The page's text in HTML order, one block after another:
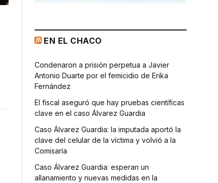
EN EL CHACO
Condenaron a prisión perpetua a Javier
Antonio Duarte por el femicidio de Erika
Fernández
El fiscal aseguró que hay pruebas científicas
clave en el caso Álvarez Guardia
Caso Álvarez Guardia: la imputada aportó la
clave del celular de la víctima y volvió a la
Comisaría
Caso Álvarez Guardia: esperan un
allanamiento y nuevas medidas en la